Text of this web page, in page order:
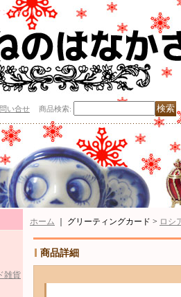
グカード
い合せ 商品検索:
雑貨
ホーム ｜ グリーティングカード > ロシ
商品詳細